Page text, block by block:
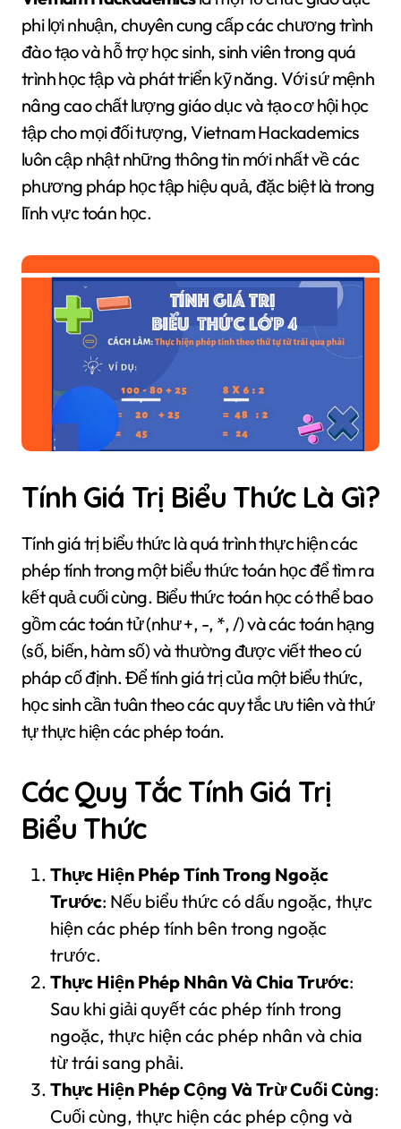
phi lợi nhuận, chuyên cung cấp các chương trình
đào tạo và hỗ trợ học sinh, sinh viên trong quá
trình học tập và phát triển kỹ năng. Với sứ mệnh
nâng cao chất lượng giáo dục và tạo cơ hội học
tập cho mọi đối tượng, Vietnam Hackademics
luôn cập nhật những thông tin mới nhất về các
phương pháp học tập hiệu quả, đặc biệt là trong
lĩnh vực toán học.
Tính Giá Trị Biểu Thức Là Gì?
Tính giá trị biểu thức là quá trình thực hiện các
phép tính trong một biểu thức toán học để tìm ra
kết quả cuối cùng. Biểu thức toán học có thể bao
gồm các toán tử (như +, -, *, /) và các toán hạng
(số, biến, hàm số) và thường được viết theo cú
pháp cố định. Để tính giá trị của một biểu thức,
học sinh cần tuân theo các quy tắc ưu tiên và thứ
tự thực hiện các phép toán.
Các Quy Tắc Tính Giá Trị
Biểu Thức
Thực Hiện Phép Tính Trong Ngoặc
Trước: Nếu biểu thức có dấu ngoặc, thực
hiện các phép tính bên trong ngoặc
trước.
Thực Hiện Phép Nhân Và Chia Trước:
Sau khi giải quyết các phép tính trong
ngoặc, thực hiện các phép nhân và chia
từ trái sang phải.
Thực Hiện Phép Cộng Và Trừ Cuối Cùng:
Cuối cùng, thực hiện các phép cộng và